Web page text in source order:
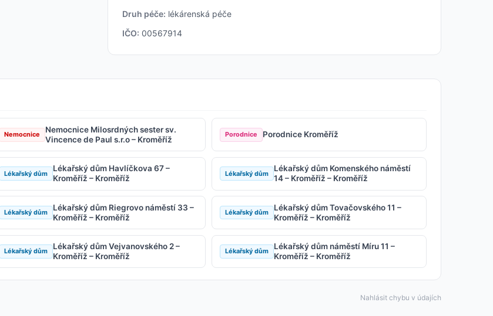
Druh péče: lékárenská péče
IČO: 00567914
Nemocnice
Nemocnice Milosrdných sester sv.
Vincence de Paul s.r.o – Kroměříž
Porodnice Porodnice Kroměříž
Lékařský dům
Lékařský dům Havlíčkova 67 –
Kroměříž – Kroměříž
Lékařský dům
Lékařský dům Komenského náměstí
14 – Kroměříž – Kroměříž
Lékařský dům
Lékařský dům Riegrovo náměstí 33 –
Kroměříž – Kroměříž
Lékařský dům
Lékařský dům Tovačovského 11 –
Kroměříž – Kroměříž
Lékařský dům
Lékařský dům Vejvanovského 2 –
Kroměříž – Kroměříž
Lékařský dům
Lékařský dům náměstí Míru 11 –
Kroměříž – Kroměříž
Nahlásit chybu v údajích